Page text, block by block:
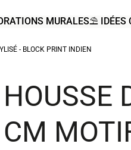
MURALES⛱️ IDÉES
- BLOCK PRINT INDIEN
HOUSSE
CM